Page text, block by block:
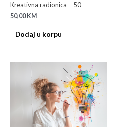
Kreativna radionica – 50
50,00KM
Dodaj u korpu